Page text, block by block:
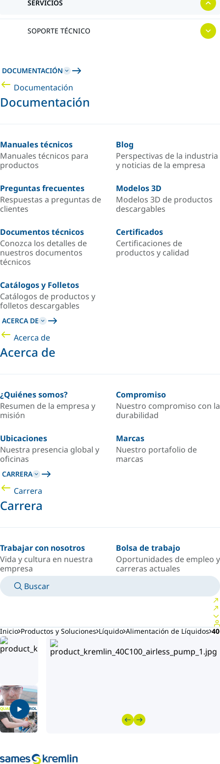
SERVICIOS
SOPORTE TÉCNICO
DOCUMENTACIÓN
Documentación
Documentación
Manuales técnicos
Manuales técnicos para
productos
Blog
Perspectivas de la industria
y noticias de la empresa
Preguntas frecuentes
Respuestas a preguntas de
clientes
Modelos 3D
Modelos 3D de productos
descargables
Documentos técnicos
Conozca los detalles de
nuestros documentos
técnicos
Certificados
Certificaciones de
productos y calidad
Catálogos y Folletos
Catálogos de productos y
folletos descargables
ACERCA DE
Acerca de
Acerca de
¿Quiénes somos?
Resumen de la empresa y
misión
Compromiso
Nuestro compromiso con la
durabilidad
Ubicaciones
Nuestra presencia global y
oficinas
Marcas
Nuestro portafolio de
marcas
CARRERA
Carrera
Carrera
Trabajar con nosotros
Vida y cultura en nuestra
empresa
Bolsa de trabajo
Oportunidades de empleo y
carreras actuales
Buscar
Inicio Productos y Soluciones Líquido Alimentación de Líquidos